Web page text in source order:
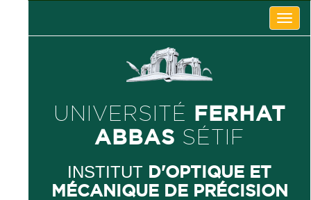
Toggle
UNIVERSITÉ FERHAT
ABBAS SÉTIF
INSTITUT D'OPTIQUE ET
MÉCANIQUE DE PRÉCISION